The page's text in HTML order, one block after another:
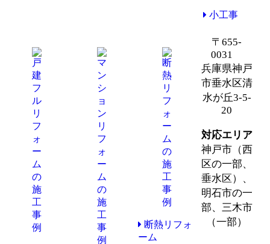
小工事
断熱リフォ
ーム
〒655-
0031
兵庫県神戸
市垂水区清
水が丘3-5-
20
対応エリア
神戸市（西
区の一部、
垂水区）、
明石市の一
部、三木市
（一部）